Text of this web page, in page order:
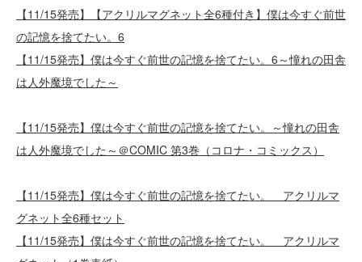
【11/15発売】【アクリルマグネット全6種付き】僕は今すぐ前世
の記憶を捨てたい。6
【11/15発売】僕は今すぐ前世の記憶を捨てたい。6～憧れの田舎
は人外魔境でした～
【11/15発売】僕は今すぐ前世の記憶を捨てたい。～憧れの田舎
は人外魔境でした～＠COMIC 第3巻（コロナ・コミックス）
【11/15発売】僕は今すぐ前世の記憶を捨てたい。 アクリルマ
グネット全6種セット
【11/15発売】僕は今すぐ前世の記憶を捨てたい。 アクリルマ